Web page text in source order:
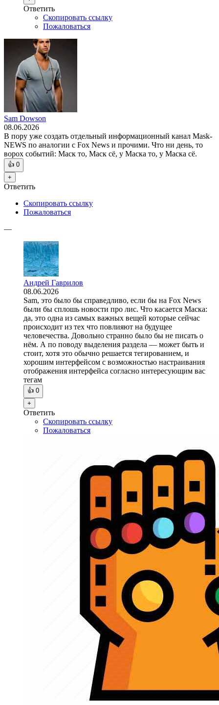
Ответить
Скопировать ссылку
Пожаловаться
Sam Dowson
08.06.2026
В пору уже создать отдельный информационный канал Mask-
NEWS по аналогии с Fox News и прочими. Что ни день, то
ворох событий: Маск то, Маск сё, у Маска то, у Маска сё.
👍 0
+
Ответить
Скопировать ссылку
Пожаловаться
—
Андрей Гаврилов
08.06.2026
Sam, это было бы справедливо, если бы на Fox News
были бы сплошь новости про лис. Что касается Маска:
да, это одна из самых важных вещей которые сейчас
происходит из тех что повлияют на будущее
человечества. Довольно странно было бы не писать о
нём. А по поводу выделения раздела — может быть и
стоит, хотя это обычно решается тегированием, и
хорошим интерфейсом с возможностью настраивания
отображения интерфейса согласно интересующим вас
тегам
👍 0
+
Ответить
Скопировать ссылку
Пожаловаться